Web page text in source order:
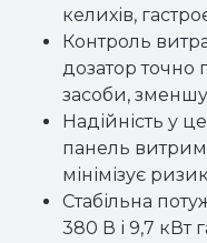
келихів,
Контроль
дозатор точно
засоби,
Надійність у
панель
мінімізує
Стабільна
380 В і 9,7 кВт